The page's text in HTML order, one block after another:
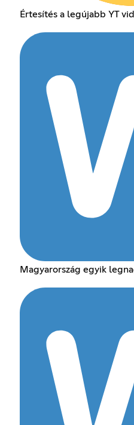
Értesítés a legújabb YT
Magyarország egyik